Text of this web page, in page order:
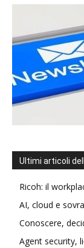
Ultimi articoli
Ricoh: il
AI, cloud e
Conoscere,
Agent security,